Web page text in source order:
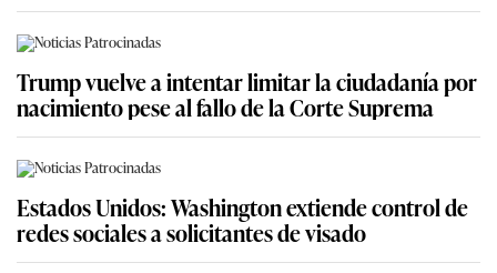
Trump vuelve a intentar limitar la ciudadanía por
nacimiento pese al fallo de la Corte Suprema
Estados Unidos: Washington extiende control de
redes sociales a solicitantes de visado